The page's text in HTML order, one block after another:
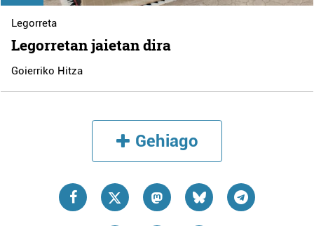
Legorreta
Legorretan jaietan dira
Goierriko Hitza
Gehiago